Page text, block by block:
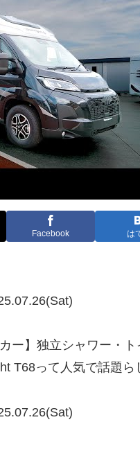
Facebook は
ー】独立シャワー・
T68って人気で話題ら